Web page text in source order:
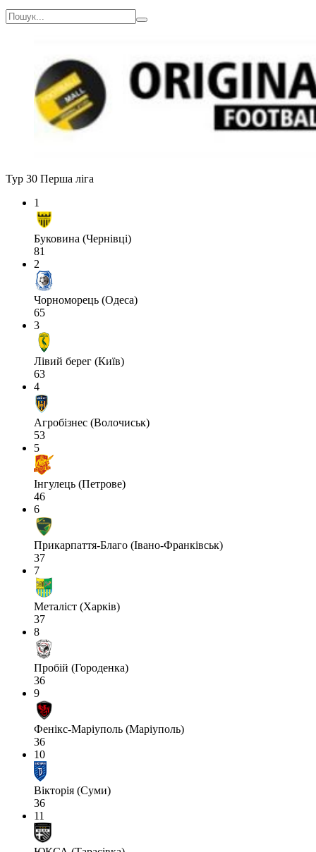
Тур 30 Перша ліга
1
Буковина (Чернівці)
81
2
Чорноморець (Одеса)
65
3
Лівий берег (Київ)
63
4
Агробізнес (Волочиськ)
53
5
Інгулець (Петрове)
46
6
Прикарпаття-Благо (Івано-Франківськ)
37
7
Металіст (Харків)
37
8
Пробій (Городенка)
36
9
Фенікс-Маріуполь (Маріуполь)
36
10
Вікторія (Суми)
36
11